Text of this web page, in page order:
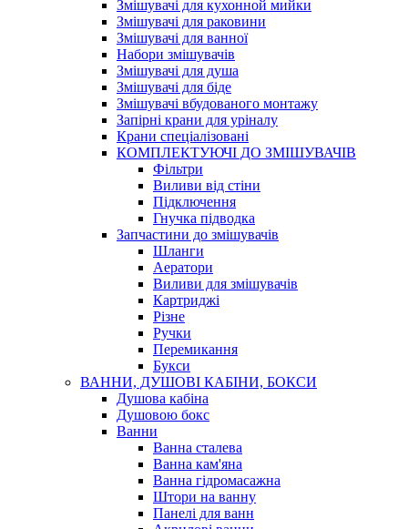
Змішувачі для кухонной мийки
Змішувачі для раковини
Змішувачі для ванної
Набори змішувачів
Змішувачі для душа
Змішувачі для біде
Змішувачі вбудованого монтажу
Запірні крани для уріналу
Крани спеціалізовані
КОМПЛЕКТУЮЧІ ДО ЗМІШУВАЧІВ
Фільтри
Виливи від стіни
Підключення
Гнучка підводка
Запчастини до змішувачів
Шланги
Аератори
Виливи для змішувачів
Картриджі
Різне
Ручки
Перемикання
Букси
ВАННИ, ДУШОВІ КАБІНИ, БОКСИ
Душова кабіна
Душовою бокс
Ванни
Ванна сталева
Ванна кам'яна
Ванна гідромасажна
Штори на ванну
Панелі для ванн